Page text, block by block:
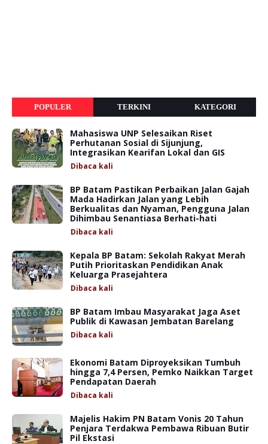
POPULER TERKINI KATEGORI
Mahasiswa UNP Selesaikan Riset
Perhutanan Sosial di Sijunjung,
Integrasikan Kearifan Lokal dan GIS
Dibaca kali
BP Batam Pastikan Perbaikan Jalan Gajah
Mada Hadirkan Jalan yang Lebih
Berkualitas dan Nyaman, Pengguna Jalan
Dihimbau Senantiasa Berhati-hati
Dibaca kali
Kepala BP Batam: Sekolah Rakyat Merah
Putih Prioritaskan Pendidikan Anak
Keluarga Prasejahtera
Dibaca kali
BP Batam Imbau Masyarakat Jaga Aset
Publik di Kawasan Jembatan Barelang
Dibaca kali
Ekonomi Batam Diproyeksikan Tumbuh
hingga 7,4 Persen, Pemko Naikkan Target
Pendapatan Daerah
Dibaca kali
Majelis Hakim PN Batam Vonis 20 Tahun
Penjara Terdakwa Pembawa Ribuan Butir
Pil Ekstasi